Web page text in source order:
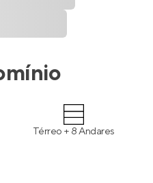
Térreo + 8 Andares